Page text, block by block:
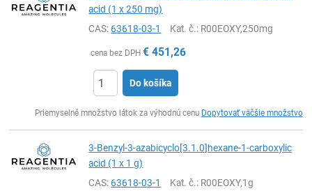
acid (1 x 250 mg)
CAS:63618-03-1 Kat. č.: R00EOXY,250mg
cena bez DPH € 451,26
Do košíka
Priemyselné množstvo látok za výhodnú cenu Dopytovať väčšie množstvo
3-Benzyl-3-azabicyclo[3.1.0]hexane-1-carboxylic
acid (1 x 1 g)
CAS:63618-03-1 Kat. č.: R00EOXY,1g